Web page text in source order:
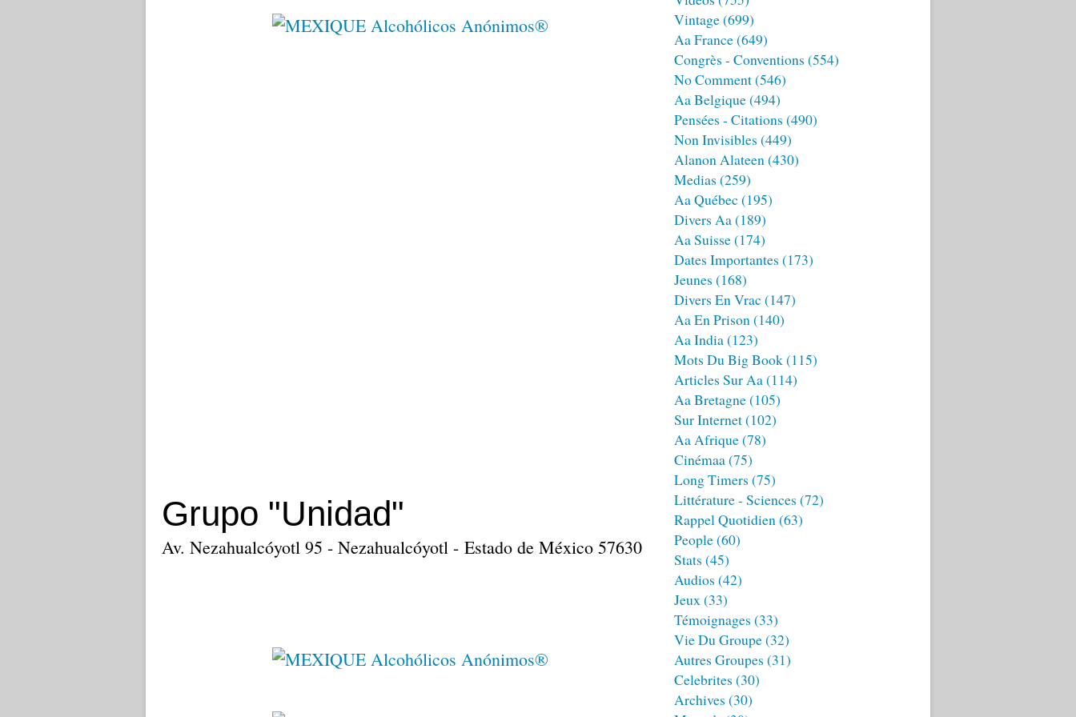
Grupo "Unidad"
Av. Nezahualcóyotl 95 - Nezahualcóyotl - Estado de México 57630
Vintage(699)
Aa France(649)
Congrès - Conventions (554)
No Comment(546)
Aa Belgique(494)
Pensées - Citations (490)
Non Invisibles (449)
Alanon Alateen(430)
Medias (259)
Aa Québec (195)
Divers Aa(189)
Aa Suisse(174)
Dates Importantes (173)
Jeunes (168)
Divers En Vrac (147)
Aa En Prison(140)
Aa India(123)
Mots Du Big Book(115)
Articles Sur Aa(114)
Aa Bretagne(105)
Sur Internet(102)
Aa Afrique(78)
Cinémaa(75)
Long Timers (75)
Littérature - Sciences (72)
Rappel Quotidien(63)
People(60)
Stats (45)
Audios (42)
Jeux(33)
Témoignages (33)
Vie Du Groupe(32)
Autres Groupes (31)
Celebrites (30)
Archives (30)